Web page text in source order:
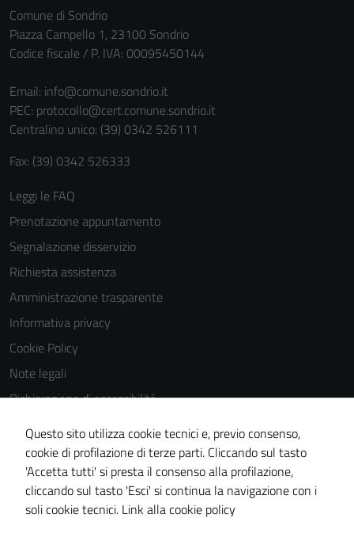
Comune di Sondrio
Piazza Campello 1, 23100 Sondrio
Codice fiscale / P. IVA: 00095450144
Email: info@comune.sondrio.it
PEC: protocollo@cert.comune.sondrio.it
Centralino unico: (39) 0342 526111
Fax: (39) 0342 526333
Leggi le FAQ
Prenotazione appuntamento
Segnalazione disservizio
Richiesta assistenza
Amministrazione trasparente
Informativa privacy
Cookie Policy
Note legali
Dichiarazione di accessibilità
Dichiarazione di accessibilità Servizi
Whistleblowing
Piano di miglioramento del sito
Area riservata
Questo sito utilizza cookie tecnici e, previo consenso,
cookie di profilazione di terze parti. Cliccando sul tasto
'Accetta tutti' si presta il consenso alla profilazione,
cliccando sul tasto 'Esci' si continua la navigazione con i
soli cookie tecnici. Link alla cookie policy